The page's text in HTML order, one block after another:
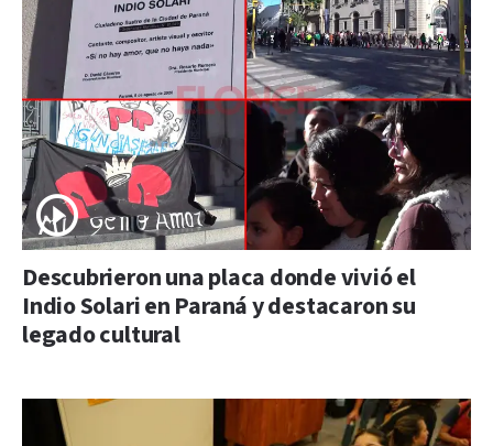
Descubrieron una placa donde vivió el
Indio Solari en Paraná y destacaron su
legado cultural